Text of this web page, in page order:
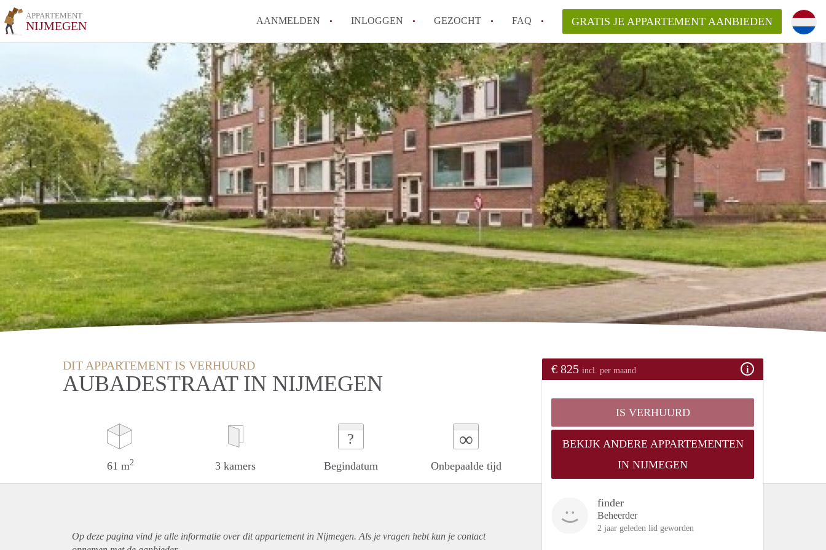
APPARTEMENT
NIJMEGEN AANMELDEN INLOGGEN GEZOCHT FAQ
Wat is AppartementNijmegen?
Hoeveel kost het om te reageren op een Appartement in Nijmegen?
Wat is de privacyverklaring van AppartementNijmegen?
Berekent AppartementNijmegen
makelaarsvergoeding/bemiddelingsvergoeding?
Is AppartementNijmegen verantwoordelijk voor het aangeboden
Appartement / Appartementen in Nijmegen?
Alle veelgestelde vragen
GRATIS JE APPARTEMENT AANBIEDEN
DIT APPARTEMENT IS VERHUURD
AUBADESTRAAT IN NIJMEGEN
61 m2 3 kamers
?
Begindatum
∞
Onbepaalde tijd
€ 825 incl. per maand
IS VERHUURD
BEKIJK ANDERE APPARTEMENTEN
IN NIJMEGEN
finder
Beheerder
2 jaar geleden lid geworden
Op deze pagina vind je alle informatie over ditappartementin Nijmegen. Als je vragen hebt kun je contact